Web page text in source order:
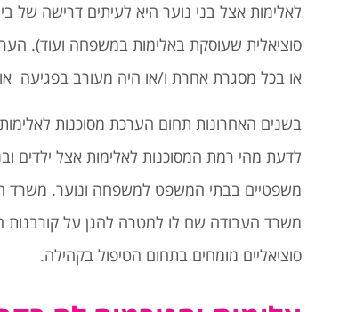
לאלימות אצל בני נוער היא לעיתים דרישה של
סוציאלית שעוסקת באלימות במשפחה ועוד).
או בכל מסגרת אחרת ו/או היה מעורב בפגיעה או
בשנים האחרונות תחום הערכת מסוכנות
לדעת מהי רמת המסוכנות לאלימות אצל ילדים
משפטיים בבתי המשפט למשפחה ונוער. משרד
משרד העבודה שם לו למטרה להגן על קורבנות
סוציאליים מומחים בתחום הטיפול בקהילה.